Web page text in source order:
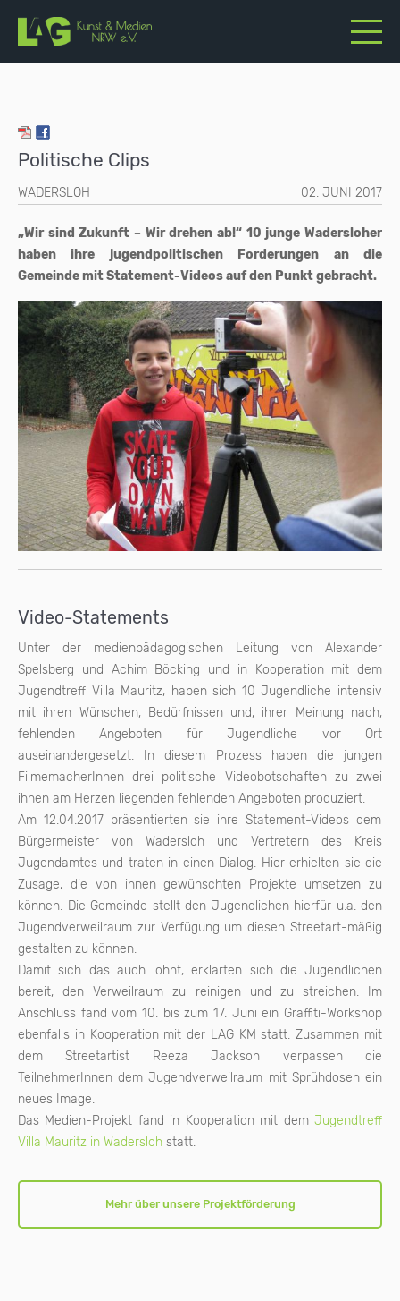
Politische Clips
WADERSLOH 02. JUNI 2017
„Wir sind Zukunft – Wir drehen ab!“ 10 junge Wadersloher
haben ihre jugendpolitischen Forderungen an die
Gemeinde mit Statement-Videos auf den Punkt gebracht.
Video-Statements
Unter der medienpädagogischen Leitung von Alexander
Spelsberg und Achim Böcking und in Kooperation mit dem
Jugendtreff Villa Mauritz, haben sich 10 Jugendliche intensiv
mit ihren Wünschen, Bedürfnissen und, ihrer Meinung nach,
fehlenden Angeboten für Jugendliche vor Ort
auseinandergesetzt. In diesem Prozess haben die jungen
FilmemacherInnen drei politische Videobotschaften zu zwei
ihnen am Herzen liegenden fehlenden Angeboten produziert.
Am 12.04.2017 präsentierten sie ihre Statement-Videos dem
Bürgermeister von Wadersloh und Vertretern des Kreis
Jugendamtes und traten in einen Dialog. Hier erhielten sie die
Zusage, die von ihnen gewünschten Projekte umsetzen zu
können. Die Gemeinde stellt den Jugendlichen hierfür u.a. den
Jugendverweilraum zur Verfügung um diesen Streetart-mäßig
gestalten zu können.
Damit sich das auch lohnt, erklärten sich die Jugendlichen
bereit, den Verweilraum zu reinigen und zu streichen. Im
Anschluss fand vom 10. bis zum 17. Juni ein Graffiti-Workshop
ebenfalls in Kooperation mit der LAG KM statt. Zusammen mit
dem Streetartist Reeza Jackson verpassen die
TeilnehmerInnen dem Jugendverweilraum mit Sprühdosen ein
neues Image.
Das Medien-Projekt fand in Kooperation mit dem Jugendtreff
Villa Mauritz in Wadersloh statt.
Mehr über unsere Projektförderung